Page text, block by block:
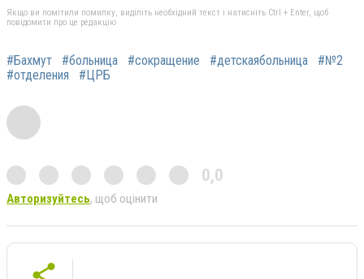
Якщо ви помітили помилку, виділіть необхідний текст і натисніть Ctrl + Enter, щоб
повідомити про це редакцію
#Бахмут #больница #сокращение #детскаябольница
#№2
#отделения
#ЦРБ
0,0
Авторизуйтесь, щоб оцінити